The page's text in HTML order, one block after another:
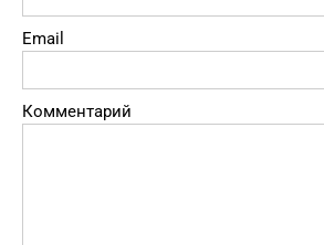
Email
Комментарий